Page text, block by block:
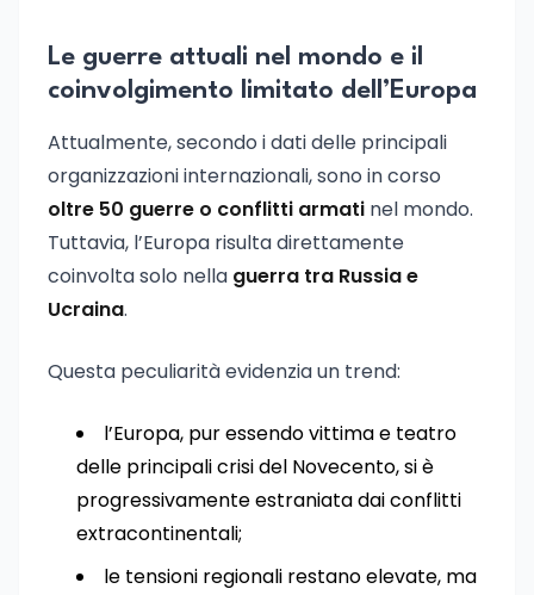
Le guerre attuali nel mondo e il
coinvolgimento limitato dell’Europa
Attualmente, secondo i dati delle principali
organizzazioni internazionali, sono in corso
oltre 50 guerre o conflitti armati nel mondo.
Tuttavia, l’Europa risulta direttamente
coinvolta solo nella guerra tra Russia e
Ucraina.
Questa peculiarità evidenzia un trend:
l’Europa, pur essendo vittima e teatro
delle principali crisi del Novecento, si è
progressivamente estraniata dai conflitti
extracontinentali;
le tensioni regionali restano elevate, ma